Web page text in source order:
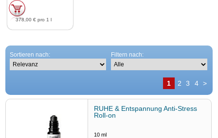
378,00 € pro 1 l
Sortieren nach: Filtern nach:
1 2 3 4 >
RUHE & Entspannung Anti-Stress
Roll-on
10ml